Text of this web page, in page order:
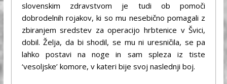
slovenskim zdravstvom je tudi ob pomoči
dobrodelnih rojakov, ki so mu nesebično pomagali z
zbiranjem sredstev za operacijo hrbtenice v Švici,
dobil. Želja, da bi shodil, se mu ni uresničila, se pa
lahko postavi na noge in sam spleza iz tiste
‘vesoljske’ komore, v kateri bije svoj naslednji boj.